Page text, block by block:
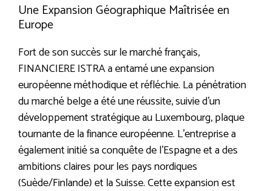
Une Expansion Géographique Maîtrisée en
Europe
Fort de son succès sur le marché français,
FINANCIERE ISTRA a entamé une expansion
européenne méthodique et réfléchie. La pénétration
du marché belge a été une réussite, suivie d’un
développement stratégique au Luxembourg, plaque
tournante de la finance européenne. L’entreprise a
également initié sa conquête de l’Espagne et a des
ambitions claires pour les pays nordiques
(Suède/Finlande) et la Suisse. Cette expansion est